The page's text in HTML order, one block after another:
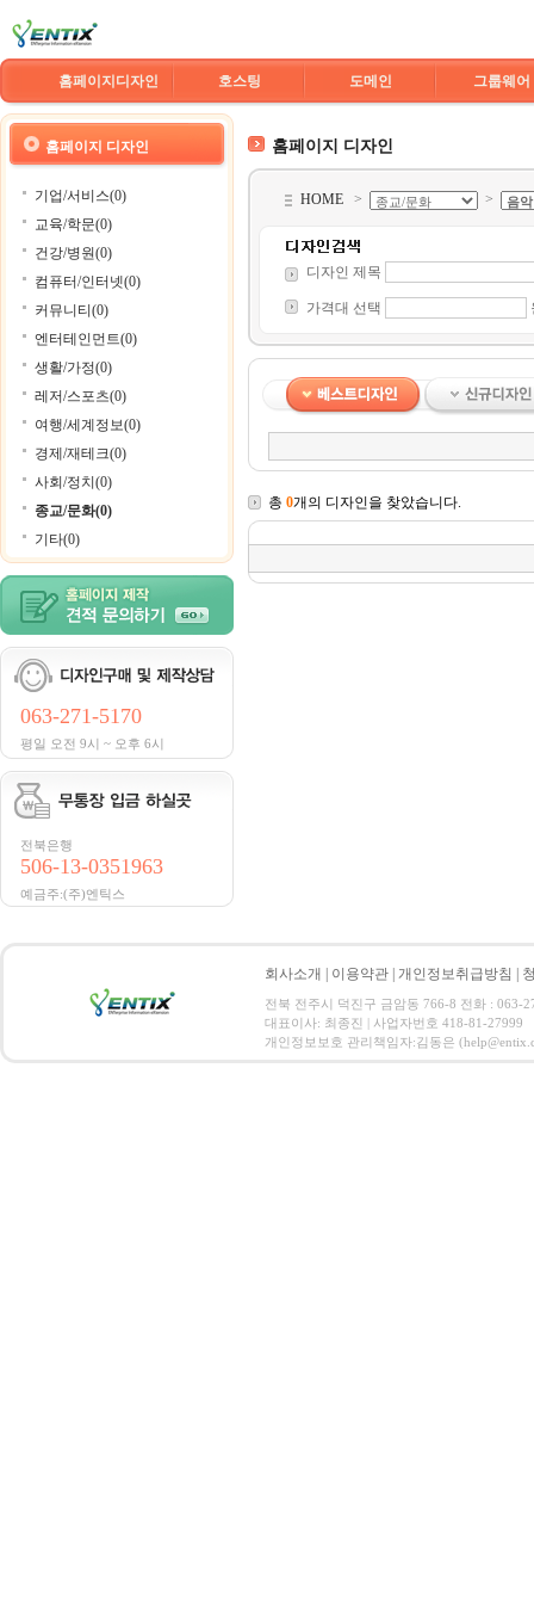
홈페이지디자인 호스팅 도메인 그룹웨어
홈페이지 디자인
기업/서비스(0)
교육/학문(0)
건강/병원(0)
컴퓨터/인터넷(0)
커뮤니티(0)
엔터테인먼트(0)
생활/가정(0)
레저/스포츠(0)
여행/세계정보(0)
경제/재테크(0)
사회/정치(0)
종교/문화(0)
기타(0)
063-271-5170
평일 오전 9시 ~ 오후 6시
전북은행
506-13-0351963
예금주:(주)엔틱스
홈페이지 디자인
HOME > >
디자인 제목
가격대 선택
총 0개의 디자인을 찾았습니다.
회사소개 이용약관 개인정보취급방침
전북 전주시 덕진구 금암동 766-8 전화 : 063-
대표이사: 최종진 | 사업자번호 418-81-27999
개인정보보호 관리책임자:김동은